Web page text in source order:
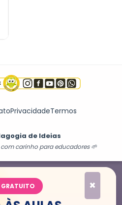
Meio Ambiente
PrivacidadeTermos
de Ideias
carinho para educadores 🌱
×